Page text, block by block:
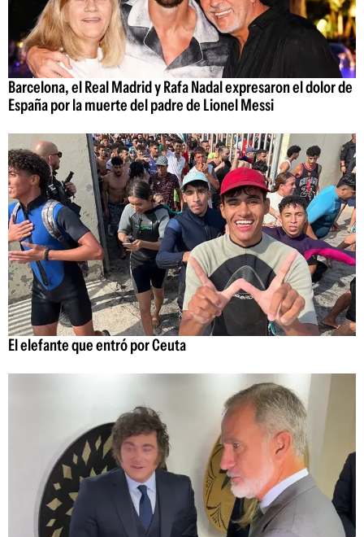
Barcelona, el Real Madrid y Rafa Nadal expresaron el dolor de
España por la muerte del padre de Lionel Messi
El elefante que entró por Ceuta